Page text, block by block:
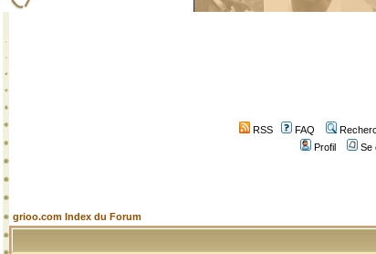
RSS FAQ
Profil
Se
grioo.com Index du Forum